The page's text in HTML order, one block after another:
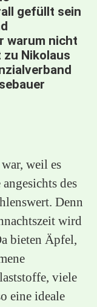
gefüllt sein
warum nicht
zu Nikolaus
weil es
des
Denn
wird
bieten Äpfel,
viele
eine ideale